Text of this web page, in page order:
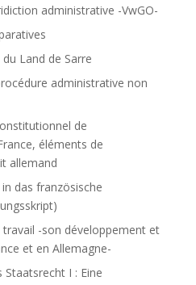
administrative -VwGO-
du Land de Sarre
administrative non
de
éléments de
allemand
in das französische
travail -son développement et
et en Allemagne-
Staatsrecht I : Eine